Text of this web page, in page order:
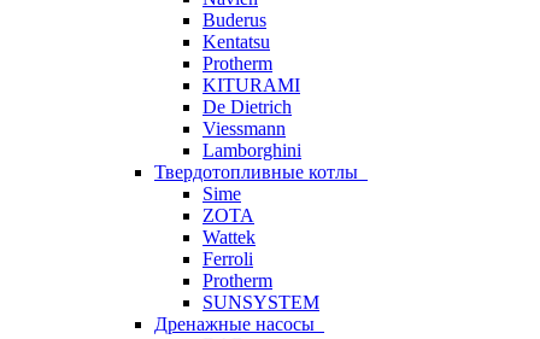
Buderus
Kentatsu
Protherm
KITURAMI
De Dietrich
Viessmann
Lamborghini
Твердотопливные котлы
Sime
ZOTA
Wattek
Ferroli
Protherm
SUNSYSTEM
Дренажные насосы